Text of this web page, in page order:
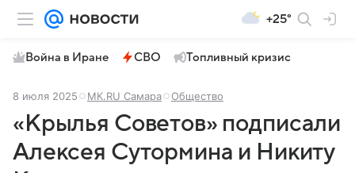
+25°
Война в Иране СВО Топливный кризис
8 июля 2025 МК.RU Самара Общество
«Крылья Советов» подписали
Алексея Сутормина и Никиту